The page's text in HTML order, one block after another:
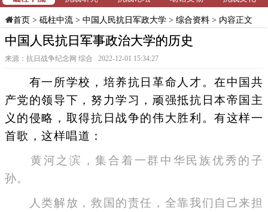
首页> 砥柱中流> 中国人民抗日军政大学> 综合资料> 内容正文
中国人民抗日军事政治大学的历史
来源：抗日战争纪念网 综合 2022-12-01 15:34:27
有一所学校，培养抗日革命人才。在中国共
产党的领导下，努力学习，顽强抵抗日本帝国主
义的侵略，取得抗日战争的伟大胜利。有这样一
首歌，这样唱道：
黄河之滨，集合着一群中华民族优秀的子
孙。
人类解放，救国的责任，全靠我们自己来担